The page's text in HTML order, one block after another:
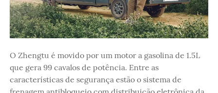
O Zhengtu é movido por um motor a gasolina de 1.5L
que gera 99 cavalos de potência. Entre as
características de segurança estão o sistema de